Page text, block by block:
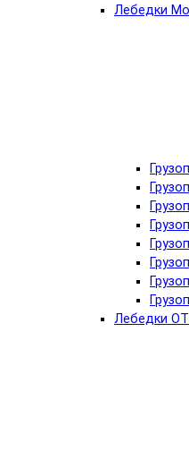
Лебедки
Лебедки